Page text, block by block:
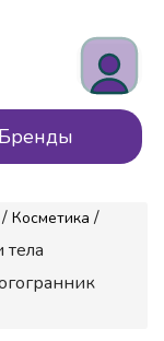
Бренды
/ Косметика /
тела